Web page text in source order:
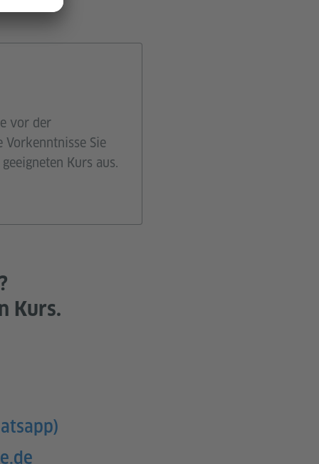
vor der
Sie
Kurs aus.
Kurs.